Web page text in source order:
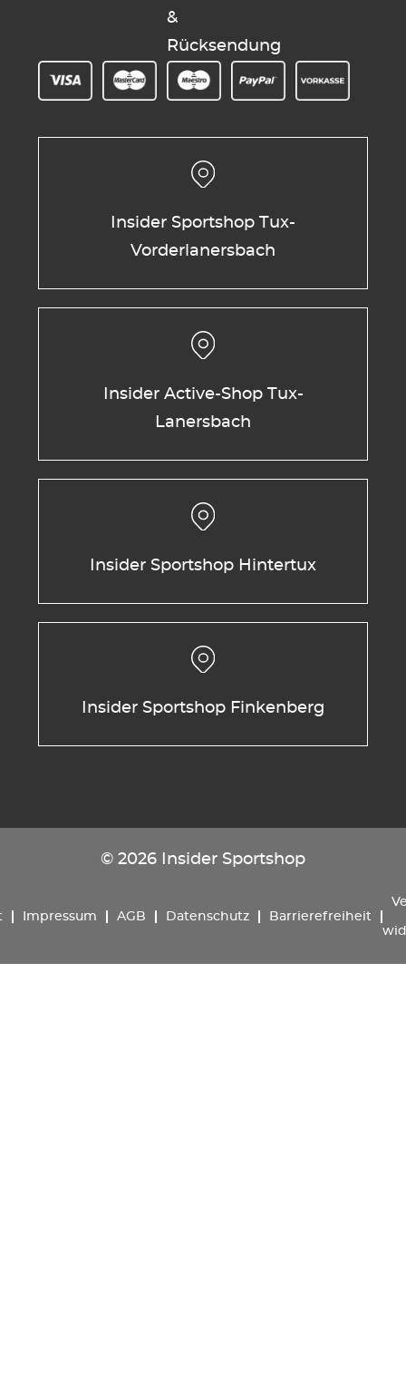
&
Rücksendung
Insider Sportshop Tux-
Vorderlanersbach
Insider Active-Shop Tux-
Lanersbach
Insider Sportshop Hintertux
Insider Sportshop Finkenberg
© 2026 Insider Sportshop
Impressum AGB Datenschutz Barrierefreiheit